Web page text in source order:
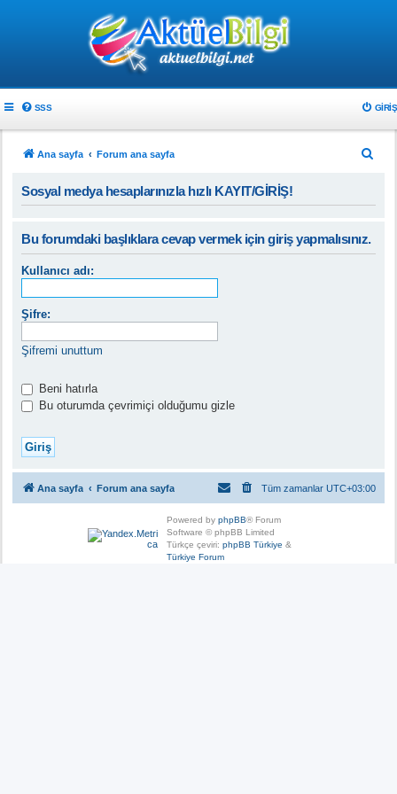
SSS GIRIŞ
Ana sayfa Forum ana sayfa
Sosyal medya hesaplarınızla hızlı KAYIT/GİRİŞ!
Bu forumdaki başlıklara cevap vermek için giriş yapmalısınız.
Kullanıcı adı:
Şifre:
Şifremi unuttum
Beni hatırla
Bu oturumda çevrimiçi olduğumu gizle
Ana sayfa Forum ana sayfa Tüm zamanlar UTC+03:00
Powered by phpBB® Forum
Software © phpBB Limited
Türkçe çeviri: phpBB Türkiye &
Türkiye Forum